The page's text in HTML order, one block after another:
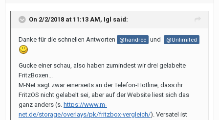
On 2/2/2018 at 11:13 AM, Igl said:
Danke für die schnellen Antworten @handree und @Unlimited
Gucke einer schau, also haben zumindest wir drei gelabelte
FritzBoxen...
M-Net sagt zwar einerseits an der Telefon-Hotline, dass ihr
FritzOS nicht gelabelt sei, aber auf der Website liest sich das
ganz anders (s. https://www.m-
net.de/storage/overlays/pk/fritzbox-vergleich/). Versatel ist